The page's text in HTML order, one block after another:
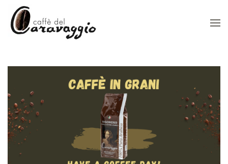
Skip to main content